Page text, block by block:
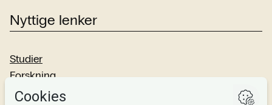
Nyttige lenker
Studier
Forskning
Om oss